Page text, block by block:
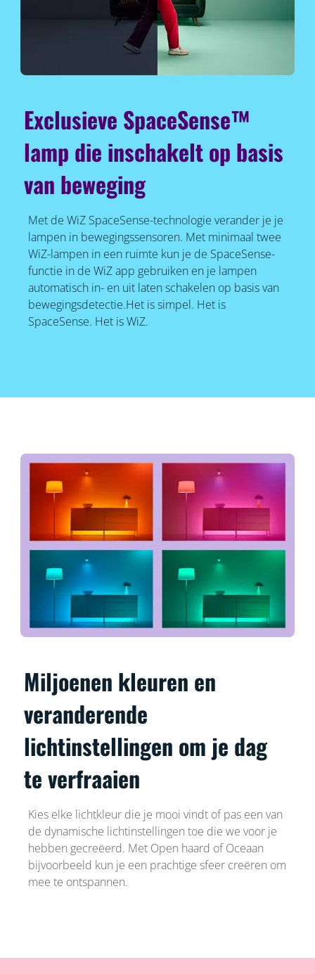
Exclusieve SpaceSense™
lamp die inschakelt op basis
van beweging
Met de WiZ SpaceSense-technologie verander je je
lampen in bewegingssensoren. Met minimaal twee
WiZ-lampen in een ruimte kun je de SpaceSense-
functie in de WiZ app gebruiken en je lampen
automatisch in- en uit laten schakelen op basis van
bewegingsdetectie.Het is simpel. Het is
SpaceSense. Het is WiZ.
Miljoenen kleuren en
veranderende
lichtinstellingen om je dag
te verfraaien
Kies elke lichtkleur die je mooi vindt of pas een van
de dynamische lichtinstellingen toe die we voor je
hebben gecreëerd. Met Open haard of Oceaan
bijvoorbeeld kun je een prachtige sfeer creëren om
mee te ontspannen.